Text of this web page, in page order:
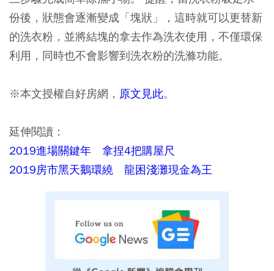
份後，狀態會逐漸變成「塊狀」，這時就可以更替新
的洗衣粉，並將結塊的拿去作為洗衣使用，不僅環保
利用，同時也不會影響到洗衣粉的洗滌功能。
※本文授權自好房網， 原文見此。
延伸閱讀：
2019進場關鍵年 拿捏4把購屋尺
2019房市黑天鵝環繞 龍困淺灘現金為王